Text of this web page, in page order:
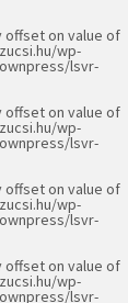
offset on value of
wp-
lsvr-
offset on value of
wp-
lsvr-
offset on value of
wp-
lsvr-
offset on value of
wp-
lsvr-